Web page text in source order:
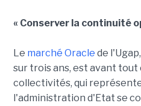
« Conserver la continuité
Le marché Oracle de
sur trois ans, est avant
collectivités, qui
l'administration d'Etat se